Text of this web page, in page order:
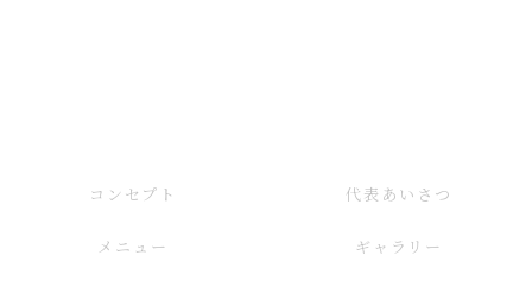
コンセプト 代表あいさつ
メニュー ギャラリー